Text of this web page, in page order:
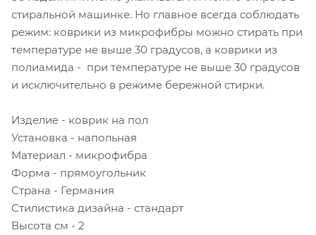
стиральной машинке. Но главное всегда соблюдать
режим: коврики из микрофибры можно стирать при
температуре не выше 30 градусов, а коврики из
полиамида - при температуре не выше 30 градусов
и исключительно в режиме бережной стирки.
Изделие - коврик на пол
Установка - напольная
Материал - микрофибра
Форма - прямоугольник
Страна - Германия
Стилистика дизайна - стандарт
Высота см - 2